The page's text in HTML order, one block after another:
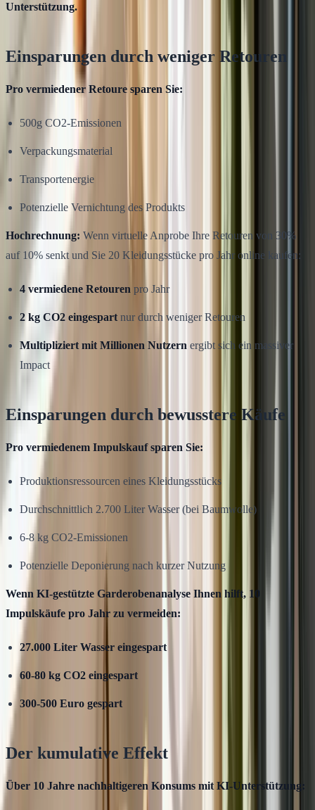
Unterstützung.
Einsparungen durch weniger Retouren
Pro vermiedener Retoure sparen Sie:
500g CO2-Emissionen
Verpackungsmaterial
Transportenergie
Potenzielle Vernichtung des Produkts
Hochrechnung: Wenn virtuelle Anprobe Ihre Retouren von 30%
auf 10% senkt und Sie 20 Kleidungsstücke pro Jahr online kaufen:
4 vermiedene Retouren pro Jahr
2 kg CO2 eingespart nur durch weniger Retouren
Multipliziert mit Millionen Nutzern ergibt sich ein massiver
Impact
Einsparungen durch bewusstere Käufe
Pro vermiedenem Impulskauf sparen Sie:
Produktionsressourcen eines Kleidungsstücks
Durchschnittlich 2.700 Liter Wasser (bei Baumwolle)
6-8 kg CO2-Emissionen
Potenzielle Deponierung nach kurzer Nutzung
Wenn KI-gestützte Garderobenanalyse Ihnen hilft, 10
Impulskäufe pro Jahr zu vermeiden:
27.000 Liter Wasser eingespart
60-80 kg CO2 eingespart
300-500 Euro gespart
Der kumulative Effekt
Über 10 Jahre nachhaltigeren Konsums mit KI-Unterstützung: